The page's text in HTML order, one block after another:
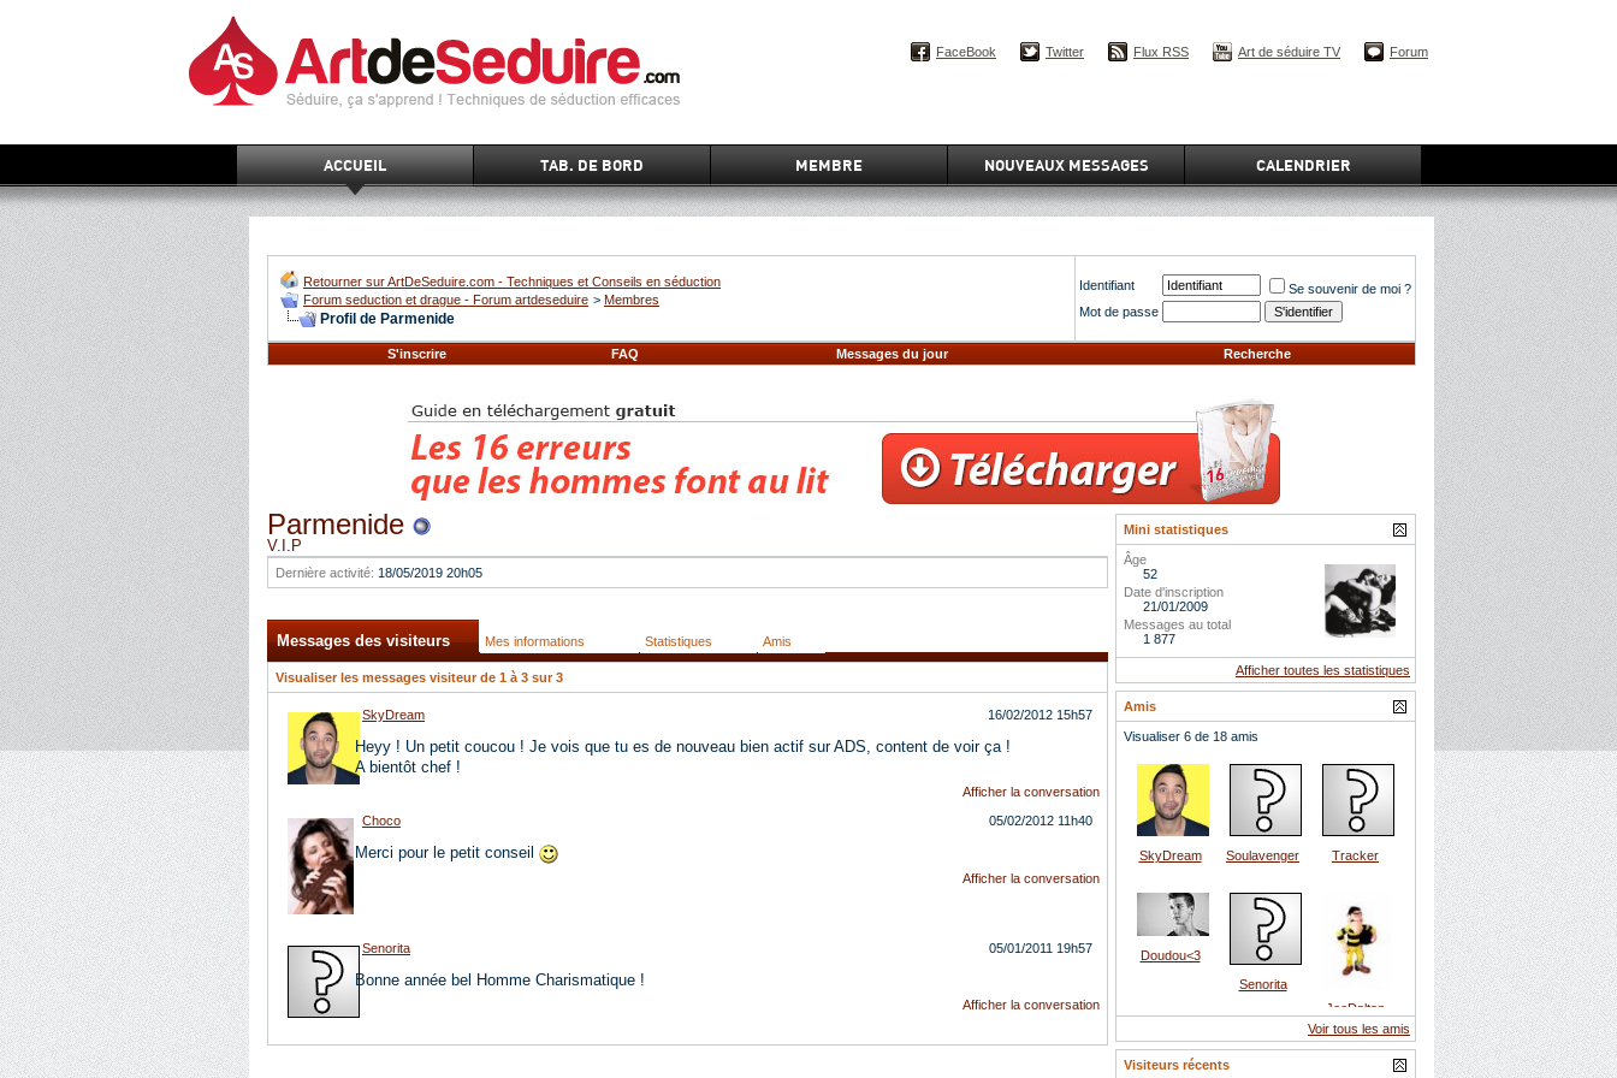
ACCUEIL TAB. DE BORD MEMBRE NOUVEAUX MESSAGES CALENDRIER
FaceBook Twitter Flux RSS Art de séduire TV Forum
Retourner sur ArtDeSeduire.com - Techniques et Conseils en séduction
Forum seduction et drague - Forum artdeseduire > Membres
Profil de Parmenide
Identifiant
Se souvenir de moi ?
Mot de passe
S'inscrire FAQ Messages du jour Recherche
Parmenide
V.I.P
Dernière activité: 18/05/2019 20h05
Messages des visiteurs Mes informations Statistiques Amis
Visualiser les messages visiteur de 1 à 3 sur3
16/02/2012 15h57
SkyDream
Heyy ! Un petit coucou ! Je vois que tu es de nouveau bien actif sur ADS, content de voir ça !
A bientôt chef !
Afficher la conversation
05/02/2012 11h40
Choco
Merci pour le petit conseil
Afficher la conversation
05/01/2011 19h57
Senorita
Bonne année bel Homme Charismatique !
Afficher la conversation
Mini statistiques
Âge
52
Date d'inscription
21/01/2009
Messages au total
1 877
Afficher toutes les statistiques
Amis
Visualiser 6 de 18 amis
SkyDream Soulavenger Tracker
Doudou<3
Senorita
JoeDalton
Voir tous les amis
Visiteurs récents